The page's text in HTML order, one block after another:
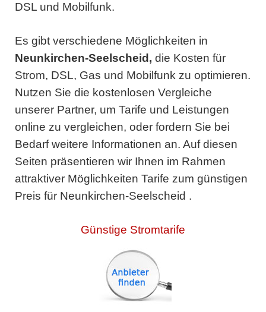
DSL und Mobilfunk.
Es gibt verschiedene Möglichkeiten in
Neunkirchen-Seelscheid, die Kosten für
Strom, DSL, Gas und Mobilfunk zu optimieren.
Nutzen Sie die kostenlosen Vergleiche
unserer Partner, um Tarife und Leistungen
online zu vergleichen, oder fordern Sie bei
Bedarf weitere Informationen an. Auf diesen
Seiten präsentieren wir Ihnen im Rahmen
attraktiver Möglichkeiten Tarife zum günstigen
Preis für Neunkirchen-Seelscheid .
Günstige Stromtarife